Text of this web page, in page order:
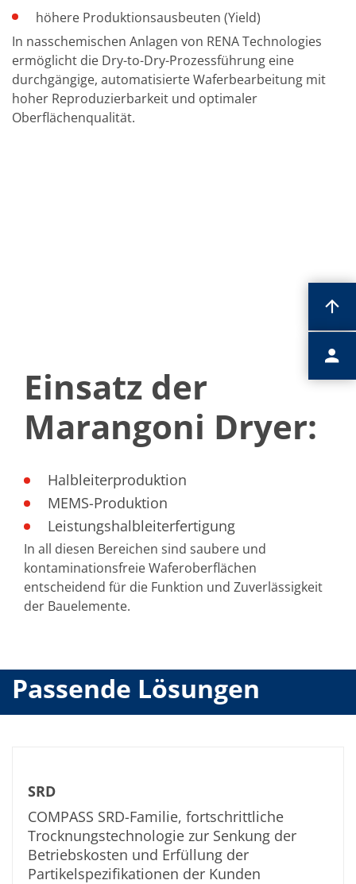
höhere Produktionsausbeuten (Yield)
In nasschemischen Anlagen von RENA Technologies
ermöglicht die Dry-to-Dry-Prozessführung eine
durchgängige, automatisierte Waferbearbeitung mit
hoher Reproduzierbarkeit und optimaler
Oberflächenqualität.
Einsatz der
Marangoni Dryer:
Halbleiterproduktion
MEMS-Produktion
Leistungshalbleiterfertigung
In all diesen Bereichen sind saubere und
kontaminationsfreie Waferoberflächen
entscheidend für die Funktion und Zuverlässigkeit
der Bauelemente.
Passende Lösungen
SRD
COMPASS SRD-Familie, fortschrittliche
Trocknungstechnologie zur Senkung der
Betriebskosten und Erfüllung der
Partikelspezifikationen der Kunden